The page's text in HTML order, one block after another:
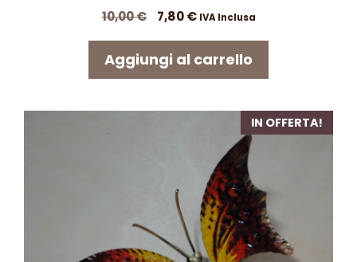
10,00€
Il
originale
era:
7,80€Il
attuale
IVA Inclusa
Aggiungi al carrello
IN OFFERTA!